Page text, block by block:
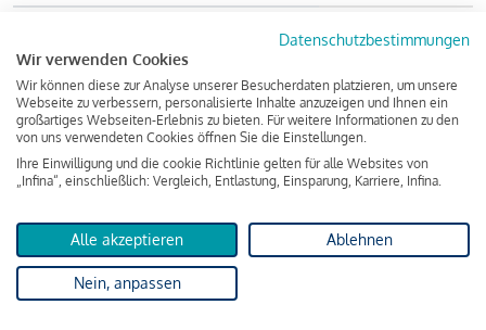
Zu zahlender Gesamtbetrag
Kreditvermittler
INFINA Credit
Broker GmbH
von 237.000 Euro ausgezahlt, um die Wohnung zu kaufen.
Darüber hinaus fallen aber noch einige Gebühren an (z. B. die
Grundbucheintragungsgebühr), sodass die Bank den
Datenschutzbestimmungen
Wir verwenden Cookies
Wir können diese zur Analyse unserer Besucherdaten platzieren, um unsere
Webseite zu verbessern, personalisierte Inhalte anzuzeigen und Ihnen ein
großartiges Webseiten-Erlebnis zu bieten. Für weitere Informationen zu den
von uns verwendeten Cookies öffnen Sie die Einstellungen.
Ihre Einwilligung und die cookie Richtlinie gelten für alle Websites von
„Infina“, einschließlich: Vergleich, Entlastung, Einsparung, Karriere, Infina.
Alle akzeptieren Ablehnen
Nein, anpassen